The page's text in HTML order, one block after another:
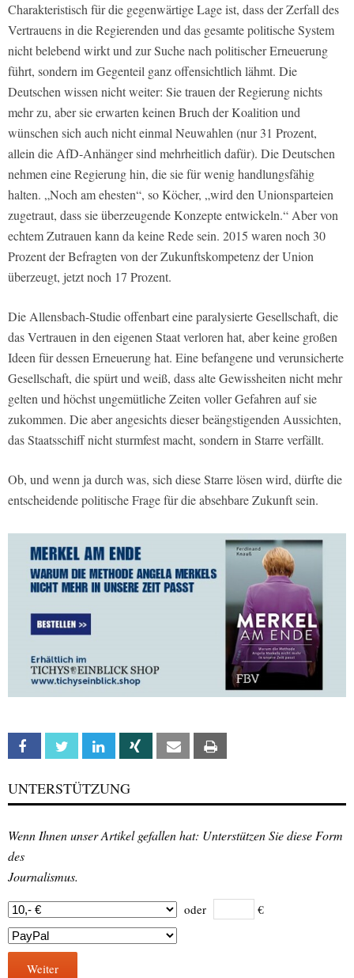
Charakteristisch für die gegenwärtige Lage ist, dass der Zerfall des
Vertrauens in die Regierenden und das gesamte politische System
nicht belebend wirkt und zur Suche nach politischer Erneuerung
führt, sondern im Gegenteil ganz offensichtlich lähmt. Die
Deutschen wissen nicht weiter: Sie trauen der Regierung nichts
mehr zu, aber sie erwarten keinen Bruch der Koalition und
wünschen sich auch nicht einmal Neuwahlen (nur 31 Prozent,
allein die AfD-Anhänger sind mehrheitlich dafür). Die Deutschen
nehmen eine Regierung hin, die sie für wenig handlungsfähig
halten. „Noch am ehesten“, so Köcher, „wird den Unionsparteien
zugetraut, dass sie überzeugende Konzepte entwickeln.“ Aber von
echtem Zutrauen kann da keine Rede sein. 2015 waren noch 30
Prozent der Befragten von der Zukunftskompetenz der Union
überzeugt, jetzt noch 17 Prozent.
Die Allensbach-Studie offenbart eine paralysierte Gesellschaft, die
das Vertrauen in den eigenen Staat verloren hat, aber keine großen
Ideen für dessen Erneuerung hat. Eine befangene und verunsicherte
Gesellschaft, die spürt und weiß, dass alte Gewissheiten nicht mehr
gelten und höchst ungemütliche Zeiten voller Gefahren auf sie
zukommen. Die aber angesichts dieser beängstigenden Aussichten,
das Staatsschiff nicht sturmfest macht, sondern in Starre verfällt.
Ob, und wenn ja durch was, sich diese Starre lösen wird, dürfte die
entscheidende politische Frage für die absehbare Zukunft sein.
Facebook Twitter Linkedin Xing Email
UNTERSTÜTZUNG
Wenn Ihnen unser Artikel gefallen hat: Unterstützen Sie diese Form
des
Journalismus.
oder €
Weiter